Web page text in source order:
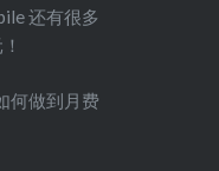
还有很多
何做到月费